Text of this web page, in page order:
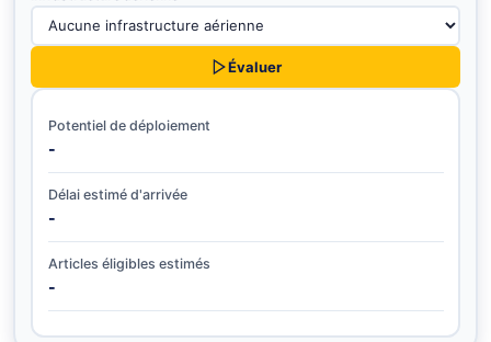
Évaluer
Potentiel de déploiement
-
Délai estimé d'arrivée
-
Articles éligibles estimés
-